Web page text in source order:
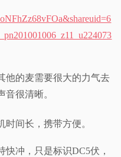
他的麦需要很大的力气去
音很清晰。
间长，携带方便。
冲，只是标识DC5伏，